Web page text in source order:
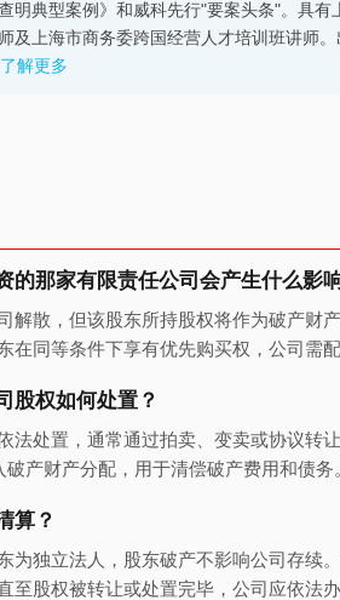
明典型案例》和威科先行"要案头条"。具有
及上海市商务委跨国经营人才培训班讲师
了解更多
的那家有限责任公司会产生什么影
解散，但该股东所持股权将作为破产财
同等条件下享有优先购买权，公司需
股权如何处置？
法处置，通常通过拍卖、变卖或协议转
产财产分配，用于清偿破产费用和债务。
算？
为独立法人，股东破产不影响公司存续
股权被转让或处置完毕，公司应依法办